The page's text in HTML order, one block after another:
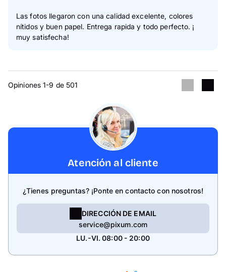
Las fotos llegaron con una calidad excelente, colores
nítidos y buen papel. Entrega rapida y todo perfecto. ¡
muy satisfecha!
Opiniones 1-9 de 501
Atención al cliente
¿Tienes preguntas? ¡Ponte en contacto con nosotros!
DIRECCIÓN DE EMAIL
service@pixum.com
LU.-VI. 08:00 - 20:00